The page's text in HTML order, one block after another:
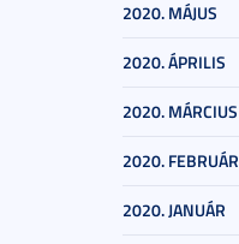
2020. MÁJUS
2020. ÁPRILIS
2020. MÁRCIUS
2020. FEBRUÁR
2020. JANUÁR